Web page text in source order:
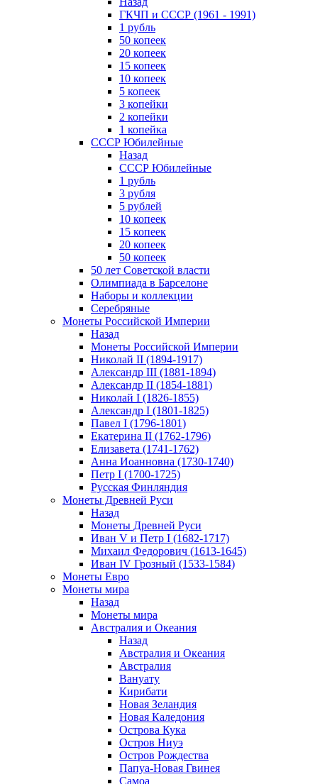
ГКЧП и СССР (1961 - 1991)
1 рубль
50 копеек
20 копеек
15 копеек
10 копеек
5 копеек
3 копейки
2 копейки
1 копейка
СССР Юбилейные
Назад
СССР Юбилейные
1 рубль
3 рубля
5 рублей
10 копеек
15 копеек
20 копеек
50 копеек
50 лет Советской власти
Олимпиада в Барселоне
Наборы и коллекции
Серебряные
Монеты Российской Империи
Назад
Монеты Российской Империи
Николай II (1894-1917)
Александр III (1881-1894)
Александр II (1854-1881)
Николай I (1826-1855)
Александр I (1801-1825)
Павел I (1796-1801)
Екатерина II (1762-1796)
Елизавета (1741-1762)
Анна Иоанновна (1730-1740)
Петр I (1700-1725)
Русская Финляндия
Монеты Древней Руси
Назад
Монеты Древней Руси
Иван V и Петр I (1682-1717)
Михаил Федорович (1613-1645)
Иван IV Грозный (1533-1584)
Монеты Евро
Монеты мира
Назад
Монеты мира
Австралия и Океания
Назад
Австралия и Океания
Австралия
Вануату
Кирибати
Новая Зеландия
Новая Каледония
Острова Кука
Остров Ниуэ
Остров Рождества
Папуа-Новая Гвинея
Самоа